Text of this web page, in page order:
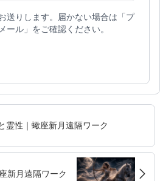
送りします。届かない場合は「プ
ール」をご確認ください。
霊性｜蠍座新月遠隔ワーク
新月遠隔ワーク